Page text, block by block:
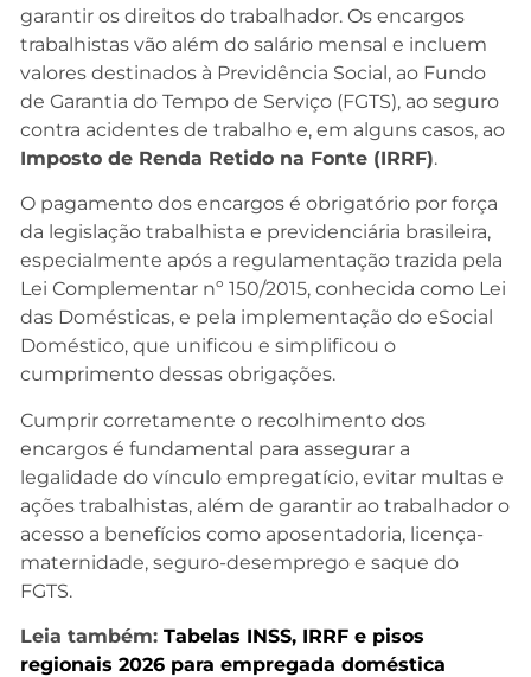
garantir os direitos do trabalhador. Os encargos
trabalhistas vão além do salário mensal e incluem
valores destinados à Previdência Social, ao Fundo
de Garantia do Tempo de Serviço (FGTS), ao seguro
contra acidentes de trabalho e, em alguns casos, ao
Imposto de Renda Retido na Fonte (IRRF).
O pagamento dos encargos é obrigatório por força
da legislação trabalhista e previdenciária brasileira,
especialmente após a regulamentação trazida pela
Lei Complementar nº 150/2015, conhecida como Lei
das Domésticas, e pela implementação do eSocial
Doméstico, que unificou e simplificou o
cumprimento dessas obrigações.
Cumprir corretamente o recolhimento dos
encargos é fundamental para assegurar a
legalidade do vínculo empregatício, evitar multas e
ações trabalhistas, além de garantir ao trabalhador o
acesso a benefícios como aposentadoria, licença-
maternidade, seguro-desemprego e saque do
FGTS.
Leia também: Tabelas INSS, IRRF e pisos
regionais 2026 para empregada doméstica